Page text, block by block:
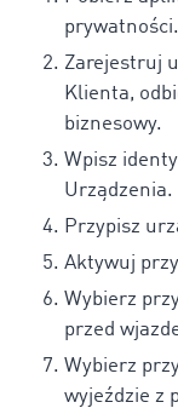
prywatności.
Zarejestruj
Klienta,
biznesowy.
Wpisz
Urządzenia.
Przypisz
Aktywuj
Wybierz
przed
Wybierz
wyjeździe z